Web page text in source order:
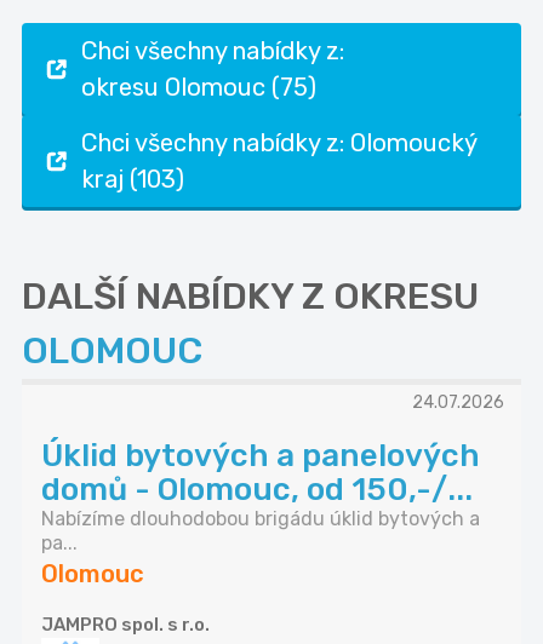
Chci všechny nabídky z:
okresu Olomouc (75)
Chci všechny nabídky z: Olomoucký
kraj (103)
DALŠÍ NABÍDKY Z OKRESU
OLOMOUC
24.07.2026
Úklid bytových a panelových
domů - Olomouc, od 150,-/...
Nabízíme dlouhodobou brigádu úklid bytových a
pa...
Olomouc
JAMPRO spol. s r.o.